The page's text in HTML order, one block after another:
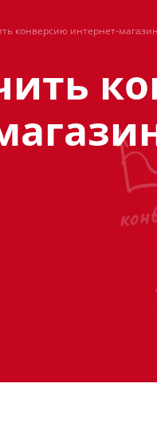
конверсию интернет-